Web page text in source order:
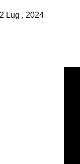
2 Lug , 2024